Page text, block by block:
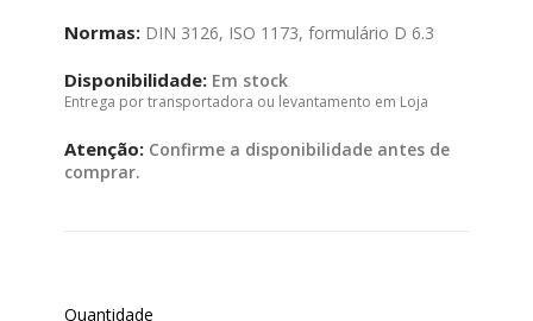
Normas: DIN 3126, ISO 1173, formulário D 6.3
Disponibilidade: Em stock
Entrega por transportadora ou levantamento em Loja
Atenção: Confirme a disponibilidade antes de
comprar.
Quantidade